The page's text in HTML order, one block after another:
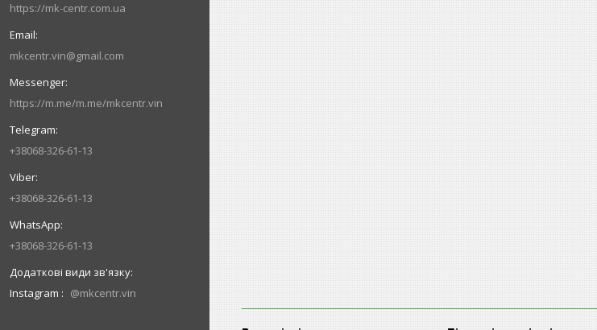
https://mk-centr.com.ua
mkcentr.vin@gmail.com
https://m.me/m.me/mkcentr.vin
+38068-326-61-13
+38068-326-61-13
+38068-326-61-13
Instagram @mkcentr.vin